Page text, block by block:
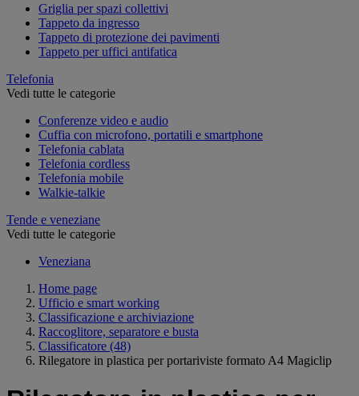
Griglia per spazi collettivi
Tappeto da ingresso
Tappeto di protezione dei pavimenti
Tappeto per uffici antifatica
Telefonia
Vedi tutte le categorie
Conferenze video e audio
Cuffia con microfono, portatili e smartphone
Telefonia cablata
Telefonia cordless
Telefonia mobile
Walkie-talkie
Tende e veneziane
Vedi tutte le categorie
Veneziana
Home page
Ufficio e smart working
Classificazione e archiviazione
Raccoglitore, separatore e busta
Classificatore (48)
Rilegatore in plastica per portariviste formato A4 Magiclip